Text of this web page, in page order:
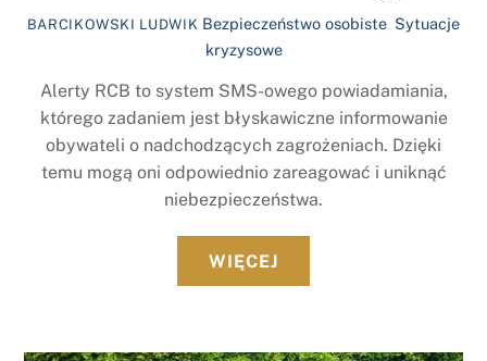
BARCIKOWSKI LUDWIK Bezpieczeństwo osobiste Sytuacje
kryzysowe
Alerty RCB to system SMS-owego powiadamiania,
którego zadaniem jest błyskawiczne informowanie
obywateli o nadchodzących zagrożeniach. Dzięki
temu mogą oni odpowiednio zareagować i uniknąć
niebezpieczeństwa.
WIĘCEJ